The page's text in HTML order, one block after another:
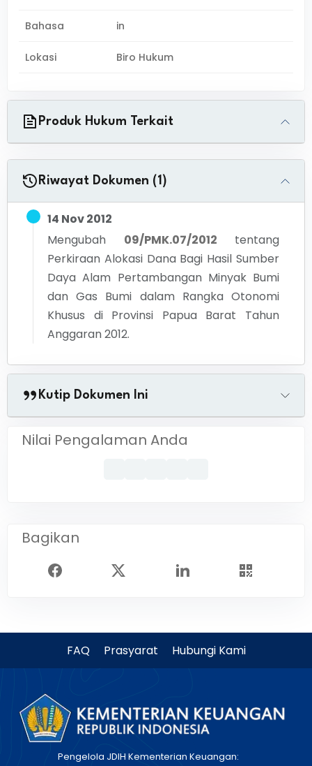
Bahasa in
Lokasi Biro Hukum
Produk Hukum Terkait
Riwayat Dokumen (1)
14 Nov 2012
Mengubah
09/PMK.07/2012
tentang
Perkiraan Alokasi Dana Bagi Hasil Sumber
Daya Alam Pertambangan Minyak Bumi
dan Gas Bumi dalam Rangka Otonomi
Khusus di Provinsi Papua Barat Tahun
Anggaran 2012.
Kutip Dokumen Ini
Nilai Pengalaman Anda
Bagikan
FAQ Prasyarat Hubungi Kami
Pengelola JDIH Kementerian Keuangan: